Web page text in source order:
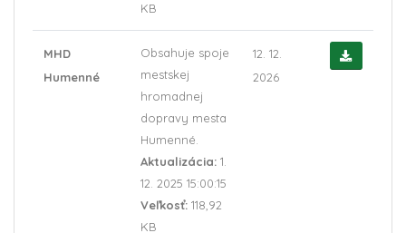
KB
MHD
Humenné
Obsahuje spoje
mestskej
hromadnej
dopravy mesta
Humenné.
Aktualizácia: 1.
12. 2025 15:00:15
Veľkosť: 118,92
KB
12. 12.
2026